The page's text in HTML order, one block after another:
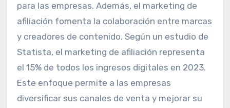
para las empresas. Además, el marketing de
afiliación fomenta la colaboración entre marcas
y creadores de contenido. Según un estudio de
Statista, el marketing de afiliación representa
el 15% de todos los ingresos digitales en 2023.
Este enfoque permite a las empresas
diversificar sus canales de venta y mejorar su